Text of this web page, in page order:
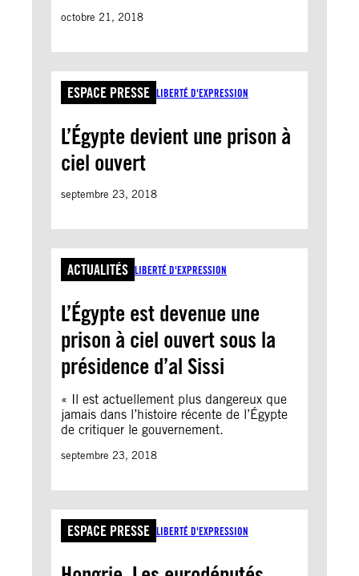
octobre 21, 2018
ESPACE PRESSE LIBERTÉ D'EXPRESSION
L’Égypte devient une prison à
ciel ouvert
septembre 23, 2018
ACTUALITÉS LIBERTÉ D'EXPRESSION
L’Égypte est devenue une
prison à ciel ouvert sous la
présidence d’al Sissi
« Il est actuellement plus dangereux que
jamais dans l’histoire récente de l’Égypte
de critiquer le gouvernement.
septembre 23, 2018
ESPACE PRESSE LIBERTÉ D'EXPRESSION